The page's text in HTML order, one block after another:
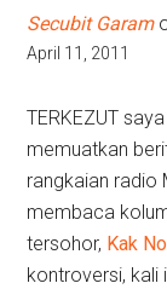
Culture
Secubit Garam
April 11, 2011
TERKEZUT
memuatkan
rangkaian radio
membaca
tersohor, Kak
kontroversi, kali